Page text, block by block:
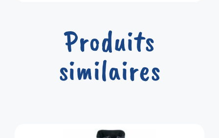
Produits
similaires